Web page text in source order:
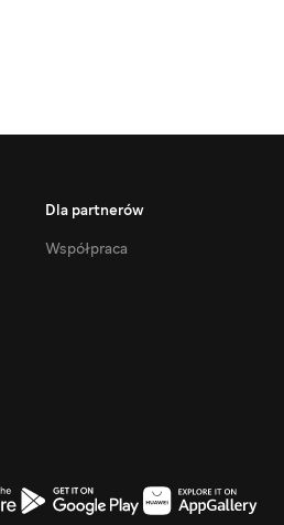
Dla partnerów
Współpraca